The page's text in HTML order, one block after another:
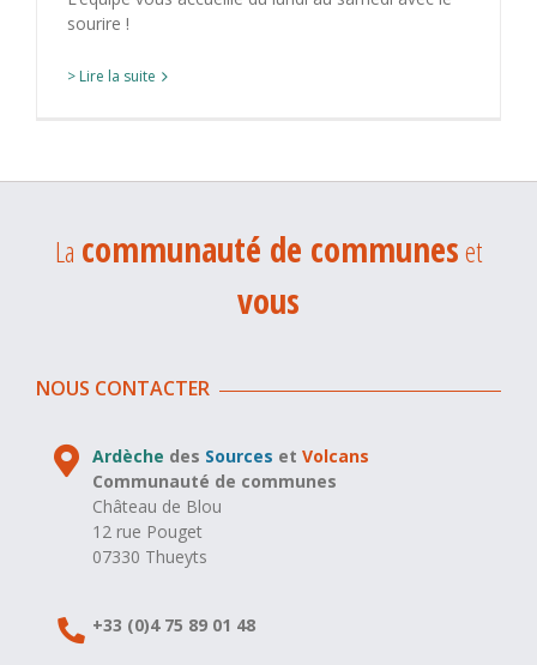
sourire !
> Lire la suite
La communauté de communeset
vous
NOUS CONTACTER
Ardèche des Sources etVolcans
Communauté de communes
Château de Blou
12 rue Pouget
07330 Thueyts
+33 (0)4 75 89 01 48